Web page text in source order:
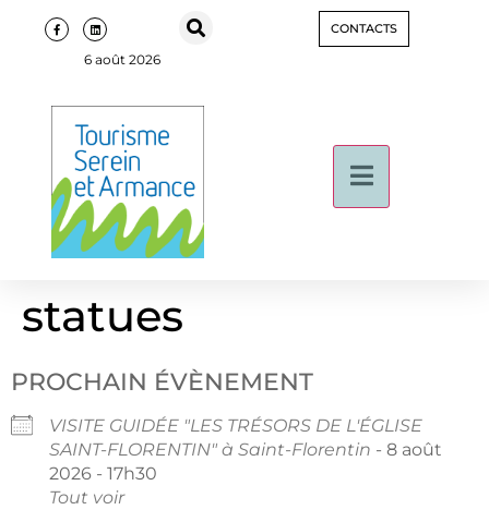
6 août 2026
CONTACTS
statues
PROCHAIN ÉVÈNEMENT
VISITE GUIDÉE "LES TRÉSORS DE L'ÉGLISE
SAINT-FLORENTIN" à Saint-Florentin - 8 août
2026 - 17h30
Tout voir